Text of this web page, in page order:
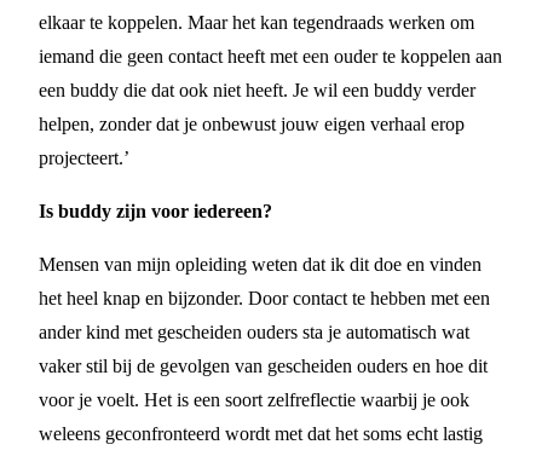
elkaar te koppelen. Maar het kan tegendraads werken om
iemand die geen contact heeft met een ouder te koppelen aan
een buddy die dat ook niet heeft. Je wil een buddy verder
helpen, zonder dat je onbewust jouw eigen verhaal erop
projecteert.’
Is buddy zijn voor iedereen?
Mensen van mijn opleiding weten dat ik dit doe en vinden
het heel knap en bijzonder. Door contact te hebben met een
ander kind met gescheiden ouders sta je automatisch wat
vaker stil bij de gevolgen van gescheiden ouders en hoe dit
voor je voelt. Het is een soort zelfreflectie waarbij je ook
weleens geconfronteerd wordt met dat het soms echt lastig